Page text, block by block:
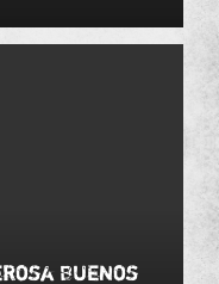
Buenos